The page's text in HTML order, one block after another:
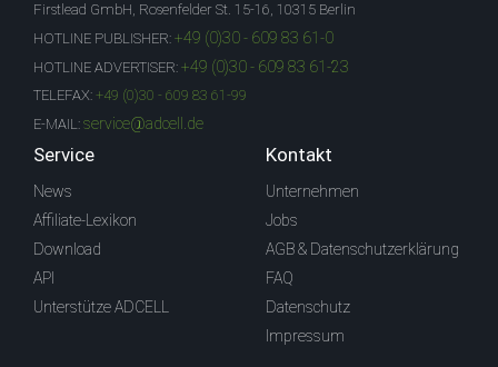
Firstlead GmbH, Rosenfelder St. 15-16, 10315 Berlin
HOTLINE PUBLISHER: +49 (0)30 - 609 83 61-0
HOTLINE ADVERTISER: +49 (0)30 - 609 83 61-23
TELEFAX: +49 (0)30 - 609 83 61-99
E-MAIL: service@adcell.de
Service
News
Affiliate-Lexikon
Download
API
Unterstütze ADCELL
Kontakt
Unternehmen
Jobs
AGB & Datenschutzerklärung
FAQ
Datenschutz
Impressum